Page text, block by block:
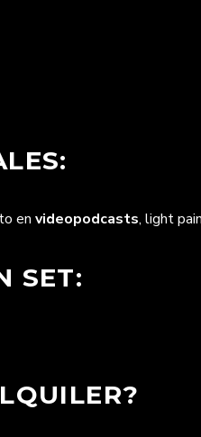
en videopodcasts, light
SET: